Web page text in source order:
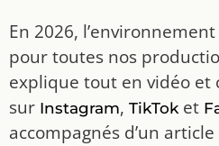
En 2026,
pour toutes nos
explique tout en vidéo et
sur Instagram, TikToket
accompagnés d’un article